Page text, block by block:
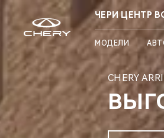
ЧЕРИ ЦЕНТР
МОДЕЛИ
CHERY